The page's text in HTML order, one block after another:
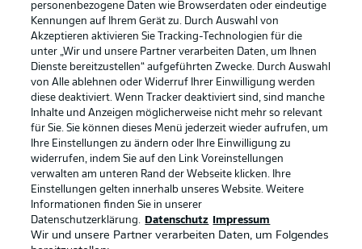
Rechtliche Hinweise Voreinstellungen verwalten
Datenschutz Nutzungsbedingungen
Broadcaster Kontakt
Jobs Impressum
Partner Spieler
Liveticker
personenbezogene Daten wie Browserdaten oder eindeutige
Kennungen auf Ihrem Gerät zu. Durch Auswahl von
Akzeptieren aktivieren Sie Tracking-Technologien für die
unter „Wir und unsere Partner verarbeiten Daten, um Ihnen
Dienste bereitzustellen“ aufgeführten Zwecke. Durch Auswahl
von Alle ablehnen oder Widerruf Ihrer Einwilligung werden
diese deaktiviert. Wenn Tracker deaktiviert sind, sind manche
Inhalte und Anzeigen möglicherweise nicht mehr so relevant
für Sie. Sie können dieses Menü jederzeit wieder aufrufen, um
Ihre Einstellungen zu ändern oder Ihre Einwilligung zu
widerrufen, indem Sie auf den Link Voreinstellungen
verwalten am unteren Rand der Webseite klicken. Ihre
Einstellungen gelten innerhalb unseres Website. Weitere
Informationen finden Sie in unserer
Datenschutzerklärung.
Datenschutz Impressum
Wir und unsere Partner verarbeiten Daten, um Folgendes